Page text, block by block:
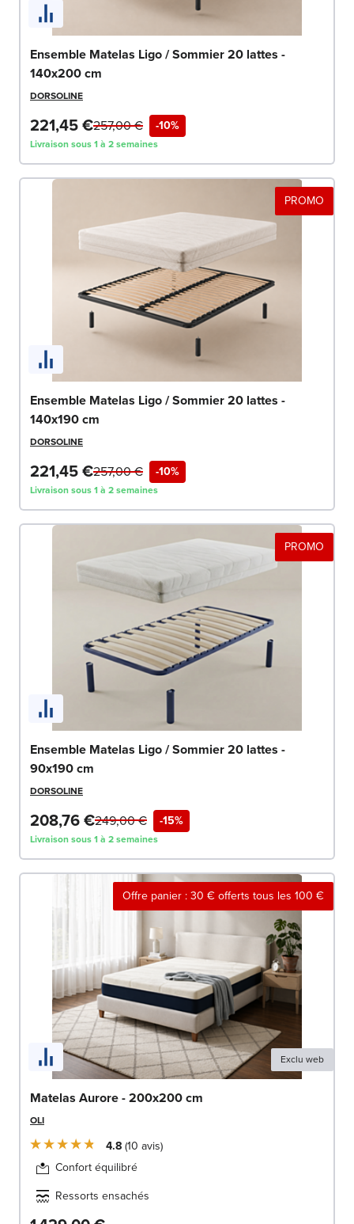
Ensemble Matelas Ligo / Sommier 20 lattes -
140x200 cm
DORSOLINE
221,45 € -10%
257,00 €
Livraison sous 1 à 2 semaines
PROMO
Ensemble Matelas Ligo / Sommier 20 lattes -
140x190 cm
DORSOLINE
221,45 € -10%
257,00 €
Livraison sous 1 à 2 semaines
PROMO
Ensemble Matelas Ligo / Sommier 20 lattes -
90x190 cm
DORSOLINE
208,76 € -15%
249,00 €
Livraison sous 1 à 2 semaines
Offre panier : 30 € offerts tous les 100 €
Exclu web
Matelas Aurore - 200x200 cm
OLI
4.8 10 avis
Confort équilibré
Ressorts ensachés